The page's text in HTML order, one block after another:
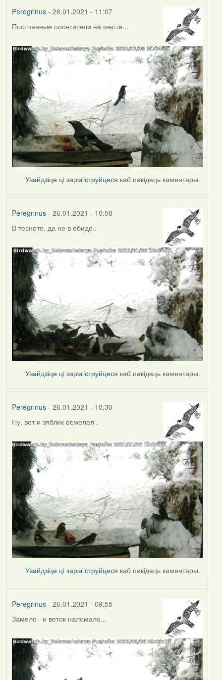
Peregrinus- 26.01.2021 - 11:07
Постоянные посетители на месте...
Увайдзіце цізарэгіструйцеся каб пакідаць каментары.
Peregrinus- 26.01.2021 - 10:58
В тесноте, да не в обиде..
Увайдзіце цізарэгіструйцеся каб пакідаць каментары.
Peregrinus- 26.01.2021 - 10:30
Ну, вот и зяблик осмелел .
Увайдзіце цізарэгіструйцеся каб пакідаць каментары.
Peregrinus- 26.01.2021 - 09:55
Замело и веток наломало...